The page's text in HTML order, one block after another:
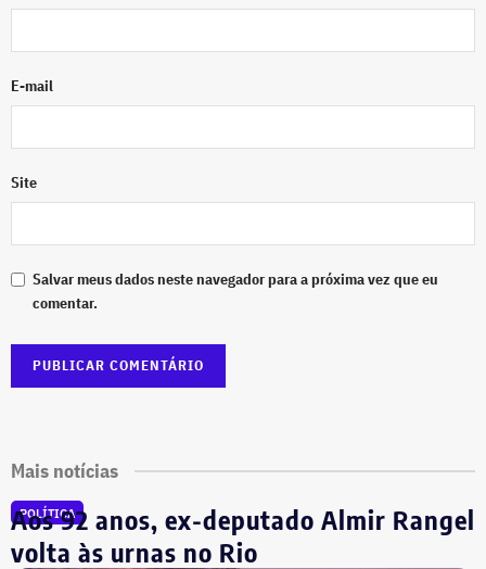
E-mail
Site
Salvar meus dados neste navegador para a próxima vez que eu
comentar.
Mais notícias
POLÍTICA
Aos 92 anos, ex-deputado Almir Rangel
volta às urnas no Rio